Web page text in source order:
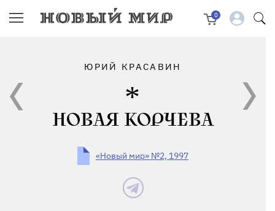
0
ЮРИЙ КРАСАВИН
НОВАЯ КОРЧЕВА
«Новый мир» №2, 1997